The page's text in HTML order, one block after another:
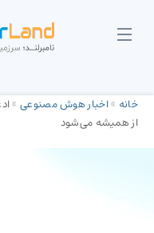
خانه »اخبار هوش مصنوعی»
از همیشه می‌شود